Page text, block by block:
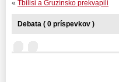
« Tbilisi a Gruzínsko prekvapili
Debata ( 0 príspevkov )